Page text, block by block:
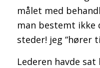
målet med
man bestemt ikke
steder! jeg “hører
Lederen havde